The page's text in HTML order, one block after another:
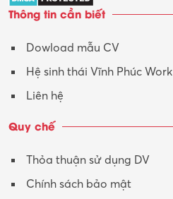
Tư vấn
Tư vấn – Kiến trúc
Thông tin cần biết
Dowload mẫu CV
Hệ sinh thái Vĩnh Phúc Work
Liên hệ
Quy chế
Thỏa thuận sử dụng DV
Chính sách bảo mật